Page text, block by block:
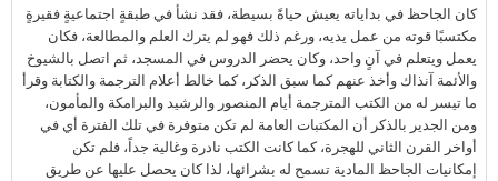
كان الجاحظ في بداياته يعيش حياةً بسيطة، فقد نشأ في طبقةٍ اجتماعيةٍ فقيرةٍ
مكتسبًا قوته من عمل يديه، ورغم ذلك فهو لم يترك العلم والمطالعة، فكان
يعمل ويتعلم في آنٍ واحد، وكان يحضر الدروس في المسجد، ثم اتصل بالشيوخ
والأئمة آنذاك وأخذ عنهم كما سبق الذكر، كما خالط أعلام الترجمة والكتابة وقرأ
ما تيسر له من الكتب المترجمة أيام المنصور والرشيد والبرامكة والمأمون،
ومن الجدير بالذكر أن المكتبات العامة لم تكن متوفرة في تلك الفترة أي في
أواخر القرن الثاني للهجرة، كما كانت الكتب نادرة وغالية جداً، فلم تكن
إمكانيات الجاحظ المادية تسمح له بشرائها، لذا كان يحصل عليها عن طريق